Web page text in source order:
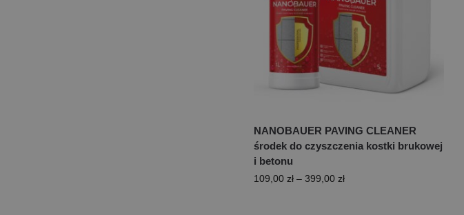
NANOBAUER PAVING CLEANER
środek do czyszczenia kostki brukowej
i betonu
109,00 zł – 399,00 zł